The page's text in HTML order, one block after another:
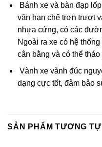
Bánh xe và bàn đạp
vân hạn chế trơn trượt
nhựa cứng, có các
Ngoài ra xe có hệ
cân bằng và có thể
Vành xe vành đúc
dạng cực tốt, đảm bảo
SẢN PHẨM TƯƠNG TỰ